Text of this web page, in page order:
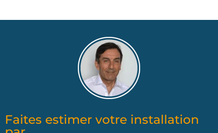
Faites estimer votre installation